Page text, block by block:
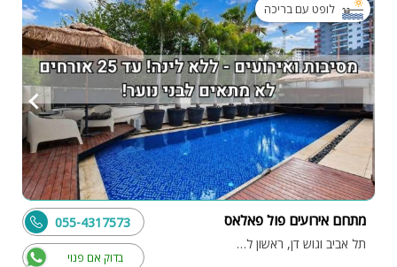
לופט עם בריכה
מתחם אירועים פול פאלאס
תל אביב וגוש דן, ראשון לציון
בדוק אם פנוי
055-4317573